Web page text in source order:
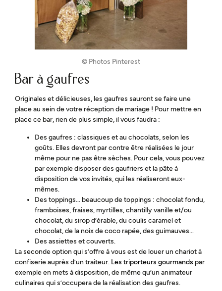
© Photos Pinterest
Bar à gaufres
Originales et délicieuses, les gaufres sauront se faire une
place au sein de votre réception de mariage ! Pour mettre en
place ce bar, rien de plus simple, il vous faudra :
Des gaufres : classiques et au chocolats, selon les
goûts. Elles devront par contre être réalisées le jour
même pour ne pas être sèches. Pour cela, vous pouvez
par exemple disposer des gaufriers et la pâte à
disposition de vos invités, qui les réaliseront eux-
mêmes.
Des toppings… beaucoup de toppings : chocolat fondu,
framboises, fraises, myrtilles, chantilly vanille et/ou
chocolat, du sirop d’érable, du coulis caramel et
chocolat, de la noix de coco rapée, des guimauves…
Des assiettes et couverts.
La seconde option qui s’offre à vous est de louer un chariot à
confiserie auprès d’un traiteur. Les triporteurs gourmands par
exemple en mets à disposition, de même qu’un animateur
culinaires qui s’occupera de la réalisation des gaufres.